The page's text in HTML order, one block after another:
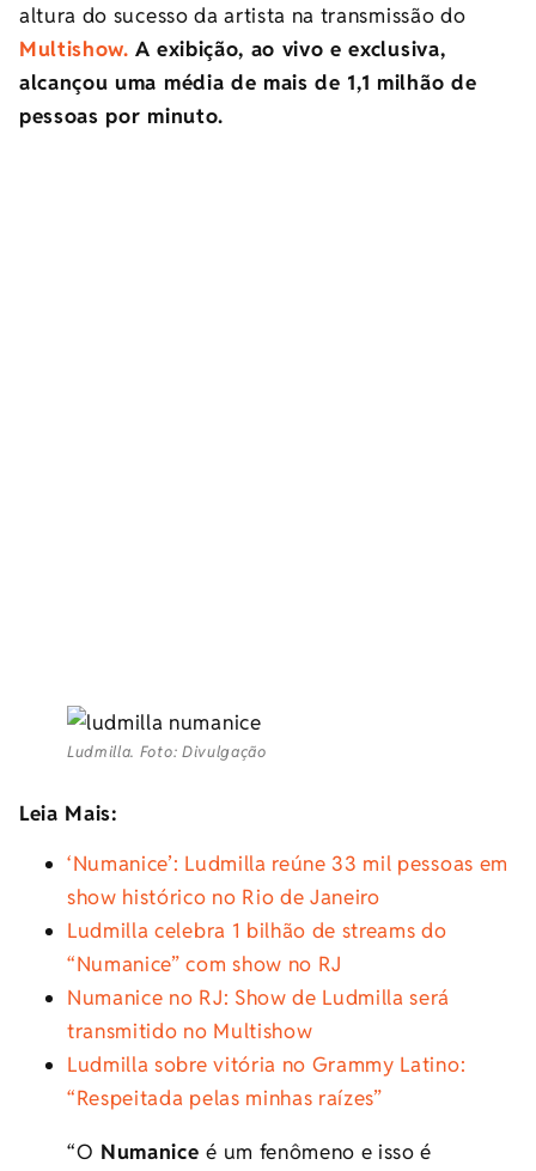
altura do sucesso da artista na transmissão do
Multishow. A exibição, ao vivo e exclusiva,
alcançou uma média de mais de 1,1 milhão de
pessoas por minuto.
Ludmilla. Foto: Divulgação
Leia Mais:
‘Numanice’: Ludmilla reúne 33 mil pessoas em
show histórico no Rio de Janeiro
Ludmilla celebra 1 bilhão de streams do
“Numanice” com show no RJ
Numanice no RJ: Show de Ludmilla será
transmitido no Multishow
Ludmilla sobre vitória no Grammy Latino:
“Respeitada pelas minhas raízes”
“O Numaniceé um fenômeno e isso é